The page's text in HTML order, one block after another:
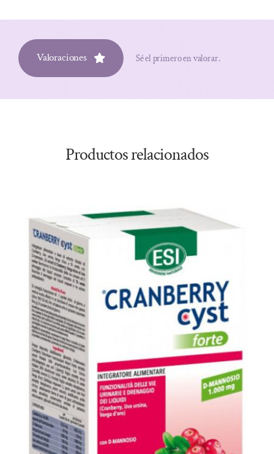
Valoraciones Sé el primero en valorar.
Productos relacionados